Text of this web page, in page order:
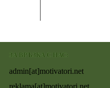
ЗА ВРЪЗКА С НАС:
admin[at]motivatori.net